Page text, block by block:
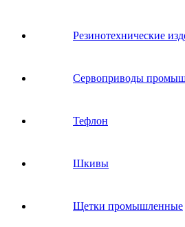
Резинотехнические
Сервоприводы
Тефлон
Шкивы
Щетки промышленные